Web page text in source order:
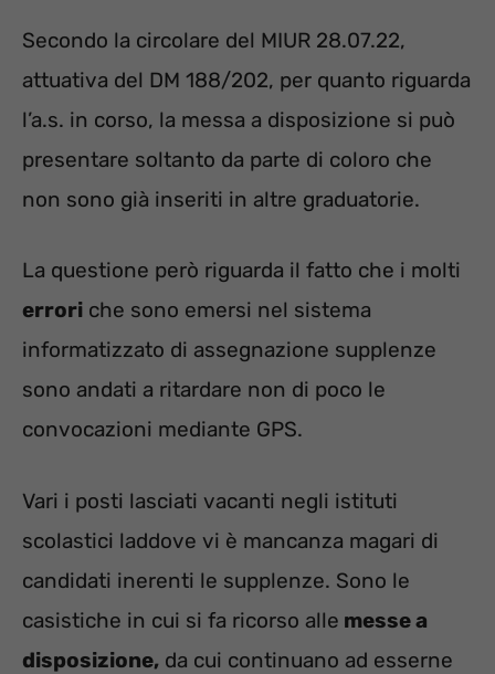
Secondo la circolare del MIUR 28.07.22,
attuativa del DM 188/202, per quanto riguarda
l’a.s. in corso, la messa a disposizione si può
presentare soltanto da parte di coloro che
non sono già inseriti in altre graduatorie.
La questione però riguarda il fatto che i molti
errori che sono emersi nel sistema
informatizzato di assegnazione supplenze
sono andati a ritardare non di poco le
convocazioni mediante GPS.
Vari i posti lasciati vacanti negli istituti
scolastici laddove vi è mancanza magari di
candidati inerenti le supplenze. Sono le
casistiche in cui si fa ricorso alle messe a
disposizione, da cui continuano ad esserne